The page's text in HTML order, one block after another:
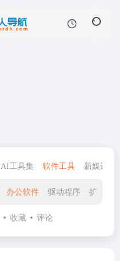
AI工具集 软件工具 新媒运营
办公软件 驱动程序 扩展插
收藏 评论